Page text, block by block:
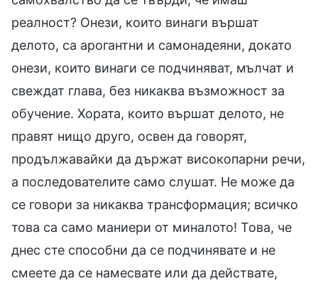
реалност? Онези, които винаги вършат
делото, са арогантни и самонадеяни, докато
онези, които винаги се подчиняват, мълчат и
свеждат глава, без никаква възможност за
обучение. Хората, които вършат делото, не
правят нищо друго, освен да говорят,
продължавайки да държат високопарни речи,
а последователите само слушат. Не може да
се говори за никаква трансформация; всичко
това са само маниери от миналото! Това, че
днес сте способни да се подчинявате и не
смеете да се намесвате или да действате,